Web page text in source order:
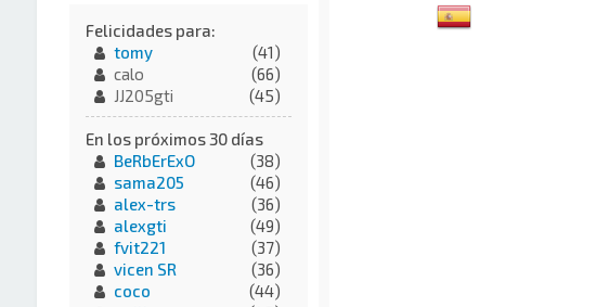
Felicidades para:
tomy
(41)
calo
(66)
JJ205gti
(45)
En los próximos 30 días
BeRbErExO
(38)
sama205
(46)
alex-trs
(36)
alexgti
(49)
fvit221
(37)
vicen SR
(36)
coco
(44)